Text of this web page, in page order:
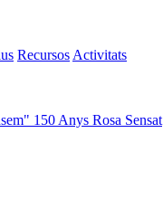
Recursos Activitats
150 Anys Rosa Sensat